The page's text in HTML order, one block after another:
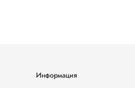
Информация